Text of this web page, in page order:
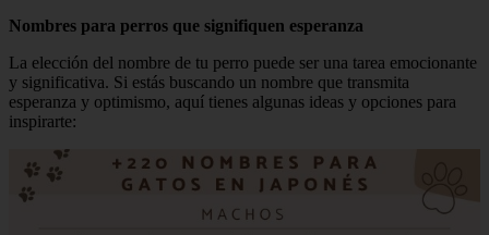
Nombres para perros que signifiquen esperanza
La elección del nombre de tu perro puede ser una tarea emocionante
y significativa. Si estás buscando un nombre que transmita
esperanza y optimismo, aquí tienes algunas ideas y opciones para
inspirarte: